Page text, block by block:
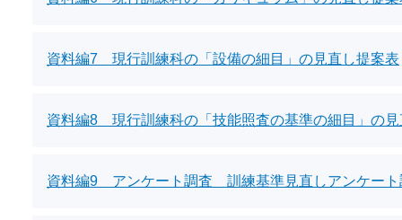
資料編7 現行訓練科の「設備の細目」の見直し提案表
資料編8 現行訓練科の「技能照査の基準の細目」の見
資料編9 アンケート調査 訓練基準見直しアンケート